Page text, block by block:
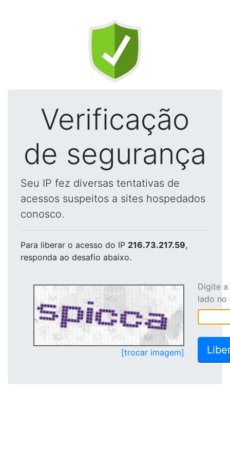
Verificação
de segurança
Seu IP fez diversas tentativas de
acessos suspeitos a sites hospedados
conosco.
Para liberar o acesso do IP 216.73.217.59,
responda ao desafio abaixo.
[trocar imagem]
Digite
lado no